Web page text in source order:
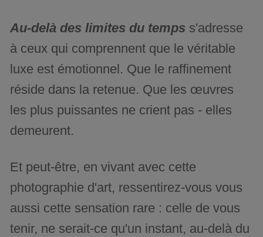
Au-delà des limites du temps s'adresse
à ceux qui comprennent que le véritable
luxe est émotionnel. Que le raffinement
réside dans la retenue. Que les œuvres
les plus puissantes ne crient pas - elles
demeurent.
Et peut-être, en vivant avec cette
photographie d'art, ressentirez-vous vous
aussi cette sensation rare : celle de vous
tenir, ne serait-ce qu'un instant, au-delà du